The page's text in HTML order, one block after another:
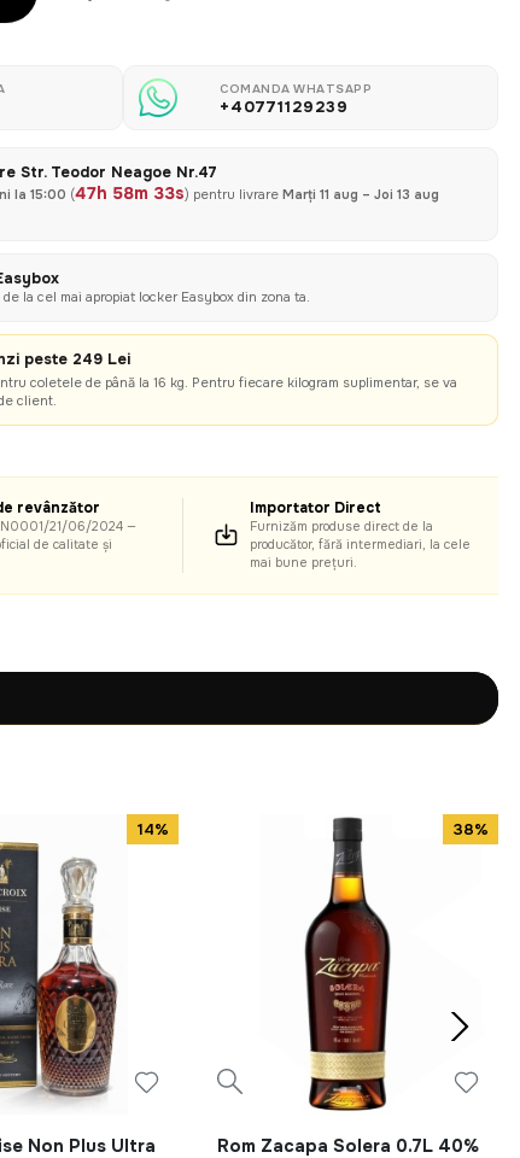
COMANDA WHATSAPP
+40771129239
Str. Teodor Neagoe Nr.47
la 15:00 (47h 58m 32s) pentru livrare Marți 11 aug – Joi 13 aug
la cel mai apropiat locker Easybox din zona ta.
peste 249 Lei
coletele de până la 16 kg. Pentru fiecare kilogram suplimentar, se va
client.
revânzător
21/06/2024 —
de calitate și
Importator Direct
Furnizăm produse direct de la
producător, fără intermediari, la cele
mai bune prețuri.
14%
Non Plus Ultra
38%
Rom Zacapa Solera 0.7L 40%